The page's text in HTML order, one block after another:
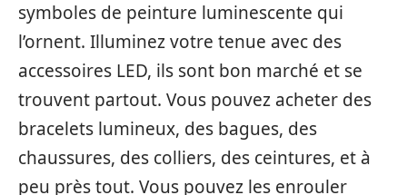
symboles de peinture luminescente qui
l’ornent. Illuminez votre tenue avec des
accessoires LED, ils sont bon marché et se
trouvent partout. Vous pouvez acheter des
bracelets lumineux, des bagues, des
chaussures, des colliers, des ceintures, et à
peu près tout. Vous pouvez les enrouler